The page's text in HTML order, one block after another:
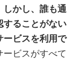
しかし、誰も通
することがない
ービスを利用で
ービスがすべて